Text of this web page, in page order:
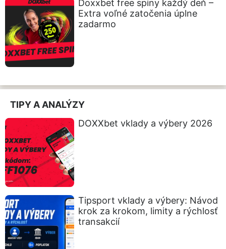
Doxxbet free spiny každý deň –
Extra voľné zatočenia úplne
zadarmo
TIPY A ANALÝZY
DOXXbet vklady a výbery 2026
Tipsport vklady a výbery: Návod
krok za krokom, limity a rýchlosť
transakcií